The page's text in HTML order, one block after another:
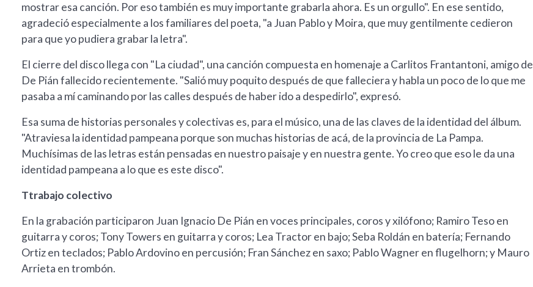
mostrar esa canción. Por eso también es muy importante grabarla ahora. Es un orgullo". En ese sentido,
agradeció especialmente a los familiares del poeta, "a Juan Pablo y Moira, que muy gentilmente cedieron
para que yo pudiera grabar la letra".
El cierre del disco llega con "La ciudad", una canción compuesta en homenaje a Carlitos Frantantoni, amigo de
De Pián fallecido recientemente. "Salió muy poquito después de que falleciera y habla un poco de lo que me
pasaba a mí caminando por las calles después de haber ido a despedirlo", expresó.
Esa suma de historias personales y colectivas es, para el músico, una de las claves de la identidad del álbum.
"Atraviesa la identidad pampeana porque son muchas historias de acá, de la provincia de La Pampa.
Muchísimas de las letras están pensadas en nuestro paisaje y en nuestra gente. Yo creo que eso le da una
identidad pampeana a lo que es este disco".
Ttrabajo colectivo
En la grabación participaron Juan Ignacio De Pián en voces principales, coros y xilófono; Ramiro Teso en
guitarra y coros; Tony Towers en guitarra y coros; Lea Tractor en bajo; Seba Roldán en batería; Fernando
Ortiz en teclados; Pablo Ardovino en percusión; Fran Sánchez en saxo; Pablo Wagner en flugelhorn; y Mauro
Arrieta en trombón.